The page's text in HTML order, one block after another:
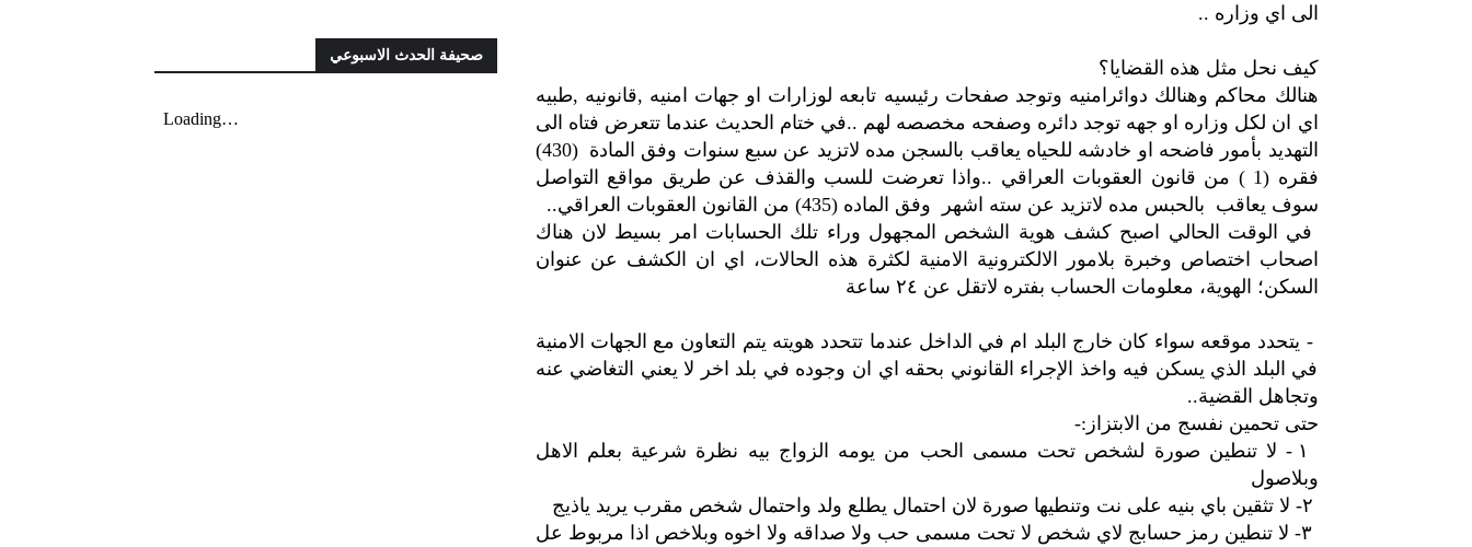
الى اي وزاره ..
كيف نحل مثل هذه القضايا؟
هنالك محاكم وهنالك دوائرامنيه وتوجد صفحات رئيسيه تابعه لوزارات او جهات امنيه ,قانونيه ,طبيه
اي ان لكل وزاره او جهه توجد دائره وصفحه مخصصه لهم ..في ختام الحديث عندما تتعرض فتاه الى
التهديد بأمور فاضحه او خادشه للحياه يعاقب بالسجن مده لاتزيد عن سبع سنوات وفق المادة (430)
فقره (1 ) من قانون العقوبات العراقي ..واذا تعرضت للسب والقذف عن طريق مواقع التواصل
سوف يعاقب بالحبس مده لاتزيد عن سته اشهر وفق الماده (435) من القانون العقوبات العراقي..
في الوقت الحالي اصبح كشف هوية الشخص المجهول وراء تلك الحسابات امر بسيط لان هناك
اصحاب اختصاص وخبرة بلامور الالكترونية الامنية لكثرة هذه الحالات، اي ان الكشف عن عنوان
السكن؛ الهوية، معلومات الحساب بفتره لاتقل عن ٢٤ ساعة
- يتحدد موقعه سواء كان خارج البلد ام في الداخل عندما تتحدد هويته يتم التعاون مع الجهات الامنية
في البلد الذي يسكن فيه واخذ الإجراء القانوني بحقه اي ان وجوده في بلد اخر لا يعني التغاضي عنه
وتجاهل القضية..
حتى تحمين نفسج من الابتزاز:-
١ - لا تنطين صورة لشخص تحت مسمى الحب من يومه الزواج بيه نظرة شرعية بعلم الاهل
وبلاصول
٣- لا تنطين رمز حسابج لاي شخص لا تحت مسمى حب ولا صداقه ولا اخوه وبلاخص اذا مربوط عل
صحيفة الحدث الاسبوعي